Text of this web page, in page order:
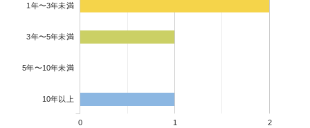
1年〜3年未満
3年〜5年未満
5年〜10年未満
10年以上
0 1 2